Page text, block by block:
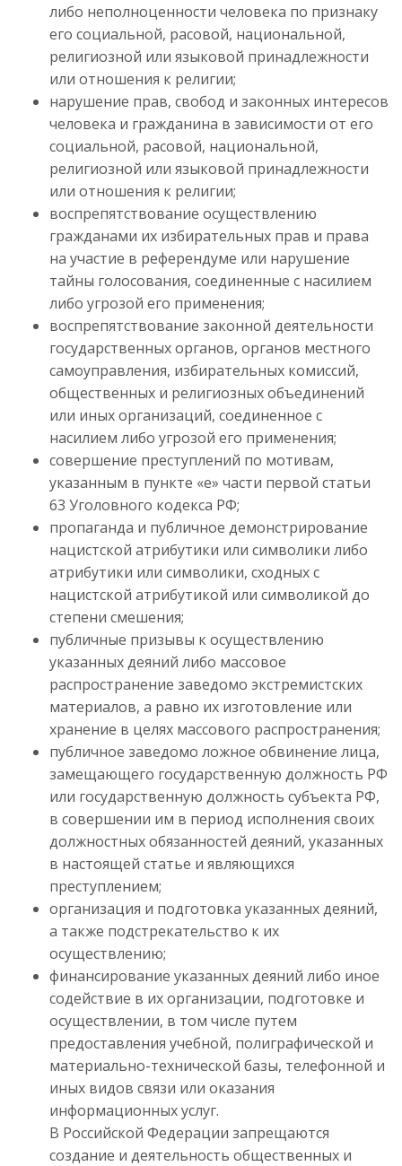
либо неполноценности человека по признаку
его социальной, расовой, национальной,
религиозной или языковой принадлежности
или отношения к религии;
нарушение прав, свобод и законных интересов
человека и гражданина в зависимости от его
социальной, расовой, национальной,
религиозной или языковой принадлежности
или отношения к религии;
воспрепятствование осуществлению
гражданами их избирательных прав и права
на участие в референдуме или нарушение
тайны голосования, соединенные с насилием
либо угрозой его применения;
воспрепятствование законной деятельности
государственных органов, органов местного
самоуправления, избирательных комиссий,
общественных и религиозных объединений
или иных организаций, соединенное с
насилием либо угрозой его применения;
совершение преступлений по мотивам,
указанным в пункте «е» части первой статьи
63 Уголовного кодекса РФ;
пропаганда и публичное демонстрирование
нацистской атрибутики или символики либо
атрибутики или символики, сходных с
нацистской атрибутикой или символикой до
степени смешения;
публичные призывы к осуществлению
указанных деяний либо массовое
распространение заведомо экстремистских
материалов, а равно их изготовление или
хранение в целях массового распространения;
публичное заведомо ложное обвинение лица,
замещающего государственную должность РФ
или государственную должность субъекта РФ,
в совершении им в период исполнения своих
должностных обязанностей деяний, указанных
в настоящей статье и являющихся
преступлением;
организация и подготовка указанных деяний,
а также подстрекательство к их
осуществлению;
финансирование указанных деяний либо иное
содействие в их организации, подготовке и
осуществлении, в том числе путем
предоставления учебной, полиграфической и
материально-технической базы, телефонной и
иных видов связи или оказания
информационных услуг.
В Российской Федерации запрещаются
создание и деятельность общественных и